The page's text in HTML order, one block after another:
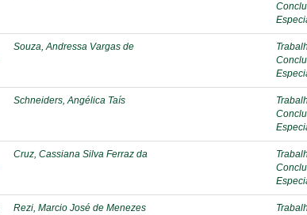
Souza, Andressa Vargas de
Schneiders, Angélica Taís
Cruz, Cassiana Silva Ferraz da
Rezi, Marcio José de Menezes